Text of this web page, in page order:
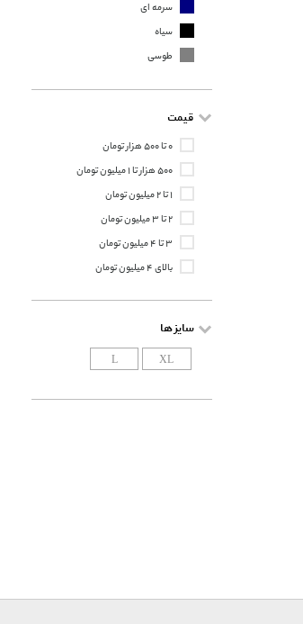
سرمه ای
سیاه
طوسی
قیمت
۰ تا ۵۰۰ هزار تومان
۵۰۰ هزار تا ۱ میلیون تومان
۱ تا ۲ میلیون تومان
۲ تا ۳ میلیون تومان
۳ تا ۴ میلیون تومان
بالای ۴ میلیون تومان
سایز ها
L XL